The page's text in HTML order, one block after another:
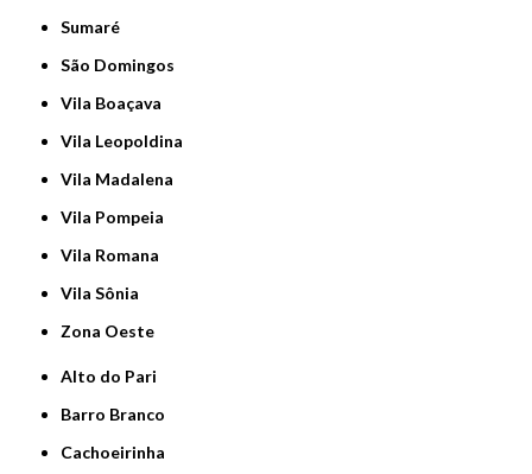
Sumaré
São Domingos
Vila Boaçava
Vila Leopoldina
Vila Madalena
Vila Pompeia
Vila Romana
Vila Sônia
Zona Oeste
Alto do Pari
Barro Branco
Cachoeirinha